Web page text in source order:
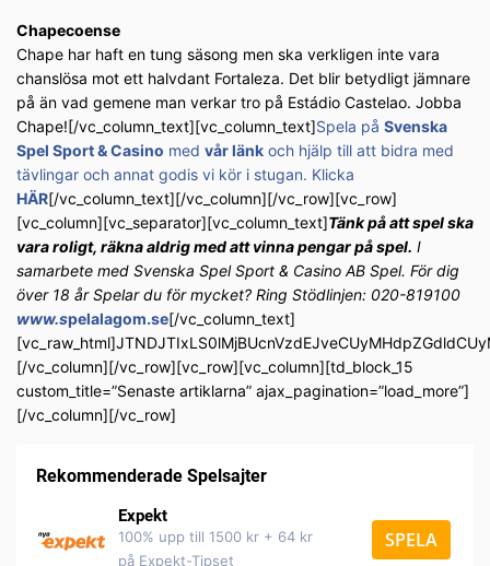
Chapecoense
Chape har haft en tung säsong men ska verkligen inte vara
chanslösa mot ett halvdant Fortaleza. Det blir betydligt jämnare
på än vad gemene man verkar tro på Estádio Castelao. Jobba
Chape![/vc_column_text][vc_column_text]Spela på Svenska
Spel Sport & Casino med vår länk och hjälp till att bidra med
tävlingar och annat godis vi kör i stugan. Klicka
HÄR[/vc_column_text][/vc_column][/vc_row][vc_row]
[vc_column][vc_separator][vc_column_text]Tänk på att spel ska
vara roligt, räkna aldrig med att vinna pengar på spel. I
samarbete med Svenska Spel Sport & Casino AB Spel. För dig
över 18 år Spelar du för mycket? Ring Stödlinjen: 020-819100
www.spelalagom.se[/vc_column_text]
[/vc_column][/vc_row][vc_row][vc_column][td_block_15
custom_title=”Senaste artiklarna” ajax_pagination=”load_more”]
[/vc_column][/vc_row]
Rekommenderade Spelsajter
Expekt
100% upp till 1500 kr + 64 kr
på Expekt-Tipset
SPELA